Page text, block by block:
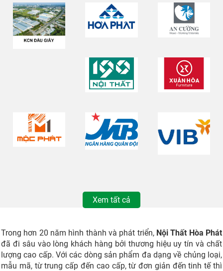
Xem tất cả
Trong hơn 20 năm hình thành và phát triển, Nội Thất Hòa Phát
đã đi sâu vào lòng khách hàng bởi thương hiệu uy tín và chất
lượng cao cấp. Với các dòng sản phẩm đa dạng về chủng loại,
mẫu mã, từ trung cấp đến cao cấp, từ đơn giản đến tinh tế thì